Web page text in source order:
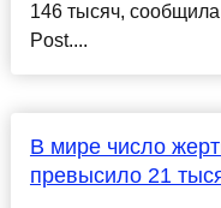
146 тысяч,
Post....
В мире число
превысило 21